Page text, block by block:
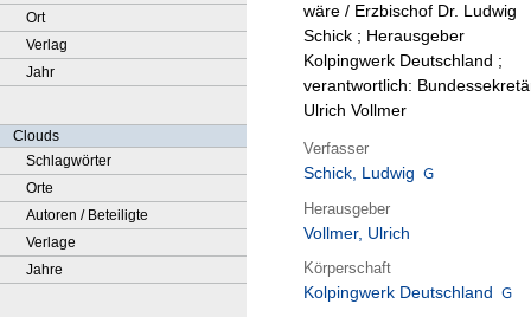
Ort
Verlag
Jahr
Clouds
Schlagwörter
Orte
Autoren / Beteiligte
Verlage
Jahre
wäre / Erzbischof Dr. Ludwig
Schick ; Herausgeber
Kolpingwerk Deutschland ;
verantwortlich:
Ulrich Vollmer
Verfasser
Schick, Ludwig
Herausgeber
Vollmer, Ulrich
Körperschaft
Kolpingwerk Deutschland